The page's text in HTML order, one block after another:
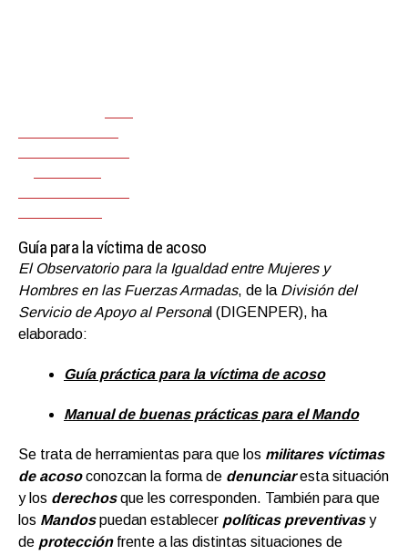
Guía para la víctima de acoso
ElObservatorio para la Igualdad entre Mujeres y
Hombres en las Fuerzas Armadas, de la División del
Servicio de Apoyo al Personal (DIGENPER), ha
elaborado:
Guía práctica para la víctima de acoso
Manual de buenas prácticas para el Mando
Se trata de herramientas para que los militares víctimas
de acosoconozcan la forma de denunciaresta situación
y los derechosque les corresponden. También para que
los Mandospuedan establecer políticas preventivasy
de protecciónfrente a las distintas situaciones de